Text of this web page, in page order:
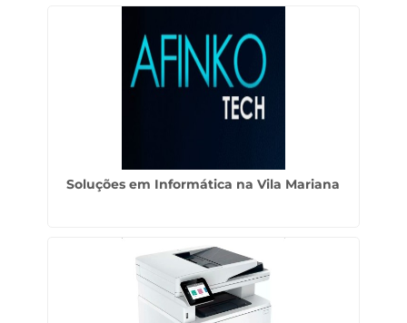
Soluções em Informática na Vila Mariana